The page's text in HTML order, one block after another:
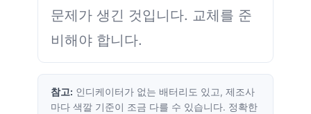
문제가 생긴 것입니다. 교체를 준
비해야 합니다.
참고: 인디케이터가 없는 배터리도 있고, 제조사
마다 색깔 기준이 조금 다를 수 있습니다. 정확한